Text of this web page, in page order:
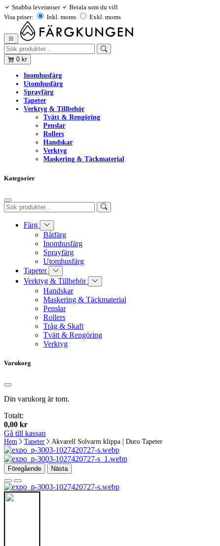
Snabba leveranser
Betala som du vill
Visa priser:
Inkl. moms Exkl. moms
0 kr
Inomhusfärg
Utomhusfärg
Sprayfärg
Tapeter
Verktyg & Tillbehör
Tvätt & Rengöring
Penslar
Rollers
Handskar
Verktyg
Maskering & Täckmaterial
Kategorier
Färg
Båtfärg
Inomhusfärg
Sprayfärg
Utomhusfärg
Tapeter
Verktyg & Tillbehör
Handskar
Maskering & Täckmaterial
Penslar
Rollers
Tråg & Skaft
Tvätt & Rengöring
Verktyg
Varukorg
Din varukorg är tom.
Totalt:
0,00 kr
Gå till kassan
Hem Tapeter Akvarell Solvarm klippa | Duro Tapeter
Föregående Nästa